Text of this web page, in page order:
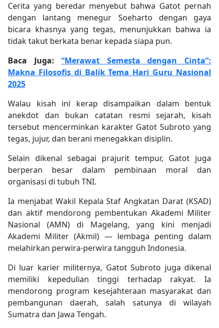
Cerita yang beredar menyebut bahwa Gatot pernah
dengan lantang menegur Soeharto dengan gaya
bicara khasnya yang tegas, menunjukkan bahwa ia
tidak takut berkata benar kepada siapa pun.
Baca Juga:“Merawat Semesta dengan Cinta”:
Makna Filosofis di Balik Tema Hari Guru Nasional
2025
Walau kisah ini kerap disampaikan dalam bentuk
anekdot dan bukan catatan resmi sejarah, kisah
tersebut mencerminkan karakter Gatot Subroto yang
tegas, jujur, dan berani menegakkan disiplin.
Selain dikenal sebagai prajurit tempur, Gatot juga
berperan besar dalam pembinaan moral dan
organisasi di tubuh TNI.
Ia menjabat Wakil Kepala Staf Angkatan Darat (KSAD)
dan aktif mendorong pembentukan Akademi Militer
Nasional (AMN) di Magelang, yang kini menjadi
Akademi Militer (Akmil) — lembaga penting dalam
melahirkan perwira-perwira tangguh Indonesia.
Di luar karier militernya, Gatot Subroto juga dikenal
memiliki kepedulian tinggi terhadap rakyat. Ia
mendorong program kesejahteraan masyarakat dan
pembangunan daerah, salah satunya di wilayah
Sumatra dan Jawa Tengah.